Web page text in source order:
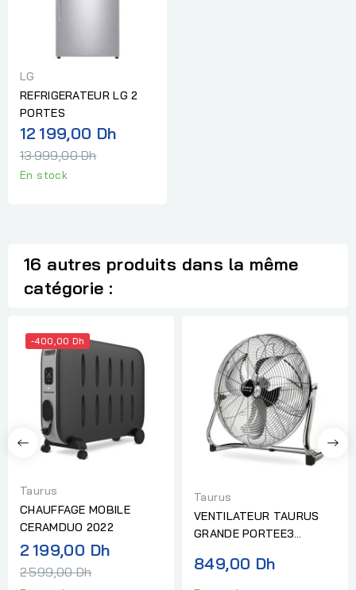
LG
REFRIGERATEUR LG 2
PORTES
12 199,00 DhPrix
13 999,00 Dh
En stock
16 autres produits dans la même
catégorie :
-400,00 Dh
Taurus
CHAUFFAGE MOBILE
CERAMDUO 2022
2 199,00 DhPrix
2 599,00 Dh
Taurus
VENTILATEUR TAURUS
GRANDE PORTEE3
849,00 Dh